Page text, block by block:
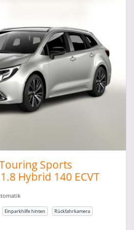
Sports
Hybrid 140 ECVT
Einparkhilfe hinten
Rückfahrkamera